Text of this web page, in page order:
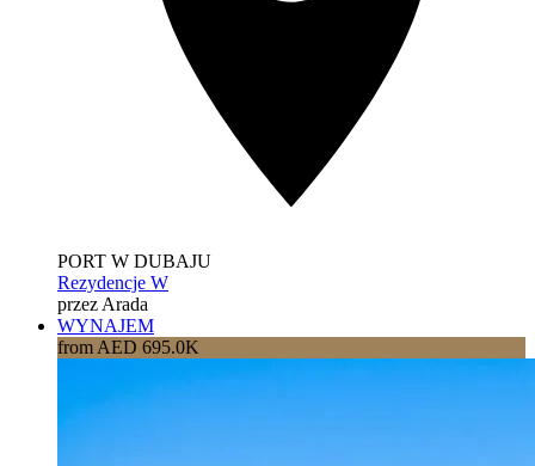
PORT W DUBAJU
Rezydencje W
przez Arada
WYNAJEM
from AED 695.0K